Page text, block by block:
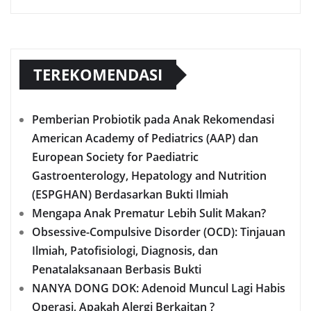
TEREKOMENDASI
Pemberian Probiotik pada Anak Rekomendasi
American Academy of Pediatrics (AAP) dan
European Society for Paediatric
Gastroenterology, Hepatology and Nutrition
(ESPGHAN) Berdasarkan Bukti Ilmiah
Mengapa Anak Prematur Lebih Sulit Makan?
Obsessive-Compulsive Disorder (OCD): Tinjauan
Ilmiah, Patofisiologi, Diagnosis, dan
Penatalaksanaan Berbasis Bukti
NANYA DONG DOK: Adenoid Muncul Lagi Habis
Operasi, Apakah Alergi Berkaitan ?